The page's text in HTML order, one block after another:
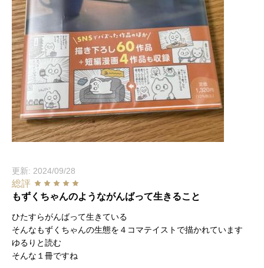
更新: 2024/09/28
総評
もずくちゃんのようながんばって生きること
ひたすらがんばって生きている
そんなもずくちゃんの生態を４コマテイストで描かれています
ゆるりと読む
そんな１冊ですね